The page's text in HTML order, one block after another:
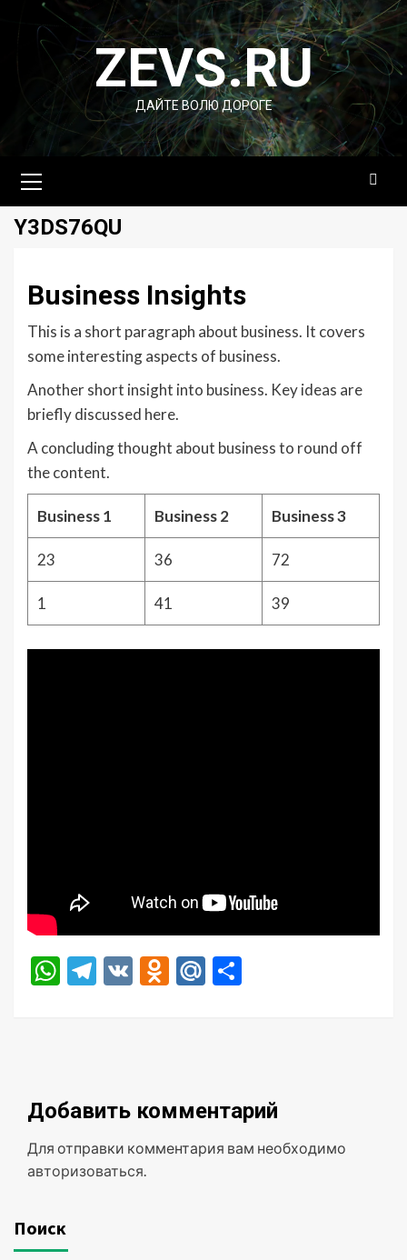
Перейти
содержимомуZEVS.RU
ДАЙТЕ ВОЛЮ ДОРОГЕ
меню
Y3DS76QU
Business Insights
This is a short paragraph about business. It covers
some interesting aspects of business.
Another short insight into business. Key ideas are
briefly discussed here.
A concluding thought about business to round off
the content.
Business 1 Business 2 Business 3
23 36 72
1 41 39
WhatsApp
Telegram
VK Odnoklassniki
Mail.Ru
Добавить комментарий
Для отправки комментария вам необходимо
авторизоваться
Поиск